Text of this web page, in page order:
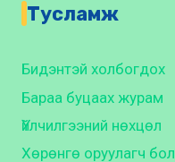
Тусламж
Бидэнтэй холбогдох
Бараа буцаах журам
Үйлчилгээний нөхцөл
Хөрөнгө оруулагч